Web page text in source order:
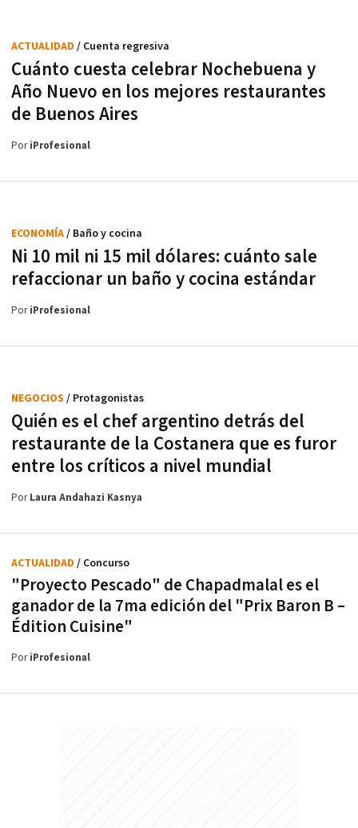
Cuánto cuesta celebrar Nochebuena y
Año Nuevo en los mejores restaurantes
de Buenos Aires
ACTUALIDAD / Cuenta regresiva
PoriProfesional
Ni 10 mil ni 15 mil dólares: cuánto sale
refaccionar un baño y cocina estándar
ECONOMÍA/ Baño y cocina
PoriProfesional
Quién es el chef argentino detrás del
restaurante de la Costanera que es furor
entre los críticos a nivel mundial
NEGOCIOS / Protagonistas
PorLaura Andahazi Kasnya
"Proyecto Pescado" de Chapadmalal es el
ganador de la 7ma edición del "Prix Baron B –
Édition Cuisine"
ACTUALIDAD / Concurso
PoriProfesional